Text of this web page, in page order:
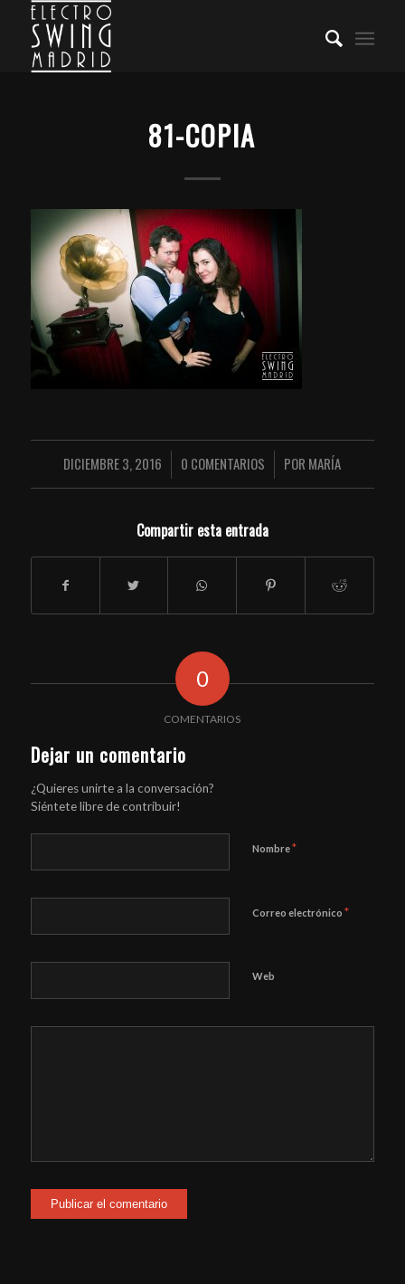
81-COPIA
DICIEMBRE 3, 2016
/ 0 COMENTARIOS
/ POR MARÍA
Compartir esta entrada
0
COMENTARIOS
Dejar un comentario
¿Quieres unirte a la conversación?
Siéntete libre de contribuir!
Nombre*
Correo electrónico *
Web